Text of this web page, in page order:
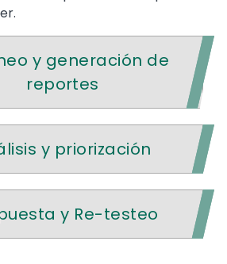
y generación de
reportes
y priorización
y Re-testeo